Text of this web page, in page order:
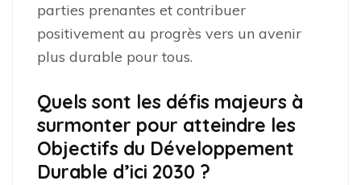
parties prenantes et contribuer
positivement au progrès vers un avenir
plus durable pour tous.
Quels sont les défis majeurs à
surmonter pour atteindre les
Objectifs du Développement
Durable d’ici 2030 ?